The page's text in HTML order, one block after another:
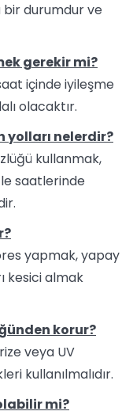
bir durumdur ve
gerekir mi?
içinde iyileşme
olacaktır.
yolları nelerdir?
kullanmak,
saatlerinde
yapmak, yapay
kesici almak
korur?
veya UV
kullanılmalıdır.
mi?